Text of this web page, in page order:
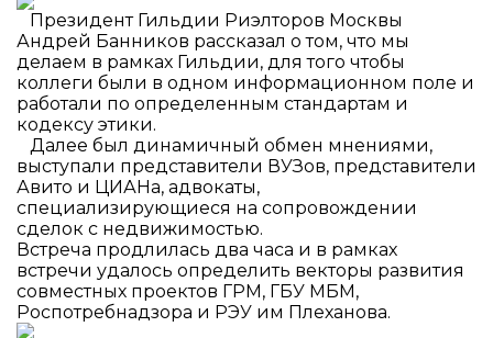
⠀Президент Гильдии Риэлторов Москвы
Андрей Банников рассказал о том, что мы
делаем в рамках Гильдии, для того чтобы
коллеги были в одном информационном поле и
работали по определенным стандартам и
кодексу этики.
⠀Далее был динамичный обмен мнениями,
выступали представители ВУЗов, представители
Авито и ЦИАНа, адвокаты,
специализирующиеся на сопровождении
сделок с недвижимостью.
Встреча продлилась два часа и в рамках
встречи удалось определить векторы развития
совместных проектов ГРМ, ГБУ МБМ,
Роспотребнадзора и РЭУ им Плеханова.